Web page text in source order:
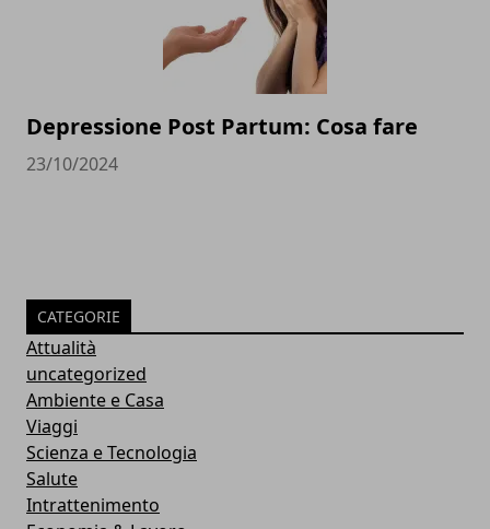
Depressione Post Partum: Cosa fare
23/10/2024
CATEGORIE
Attualità
uncategorized
Ambiente e Casa
Viaggi
Scienza e Tecnologia
Salute
Intrattenimento